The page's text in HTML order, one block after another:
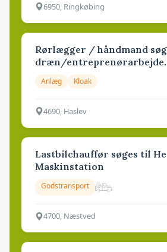
6950, Ringkøbing
Rørlægger / håndmand
dræn/entreprenørarbejde.
Anlæg Kloak
4690, Haslev
Lastbilchauffør søges til
Maskinstation
Godstransport
4700, Næstved